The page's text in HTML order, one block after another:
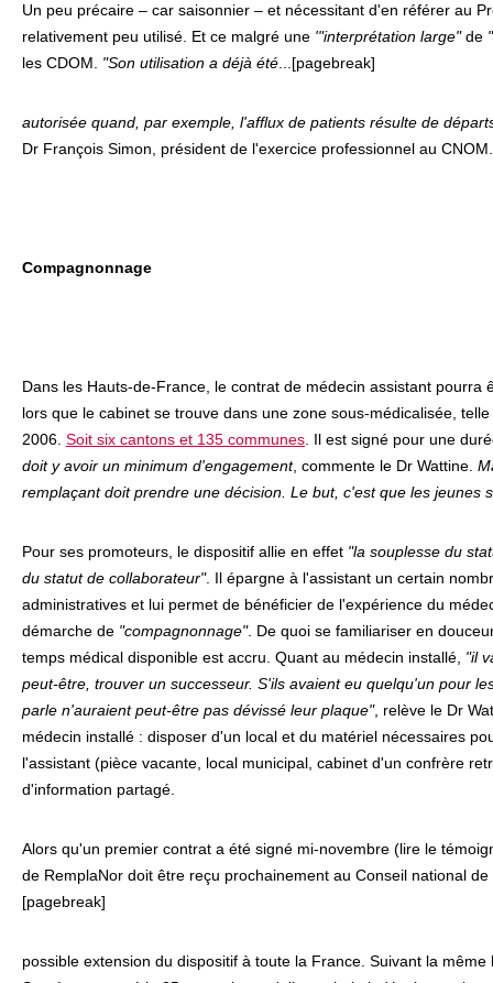
Un peu précaire – car saisonnier – et nécessitant d'en référer au
relativement peu utilisé. Et ce malgré une '"interprétation large"de
les CDOM. "Son utilisation a déjà été ...[pagebreak]
autorisée quand, par exemple, l'afflux de patients résulte de
Dr François Simon, président de l'exercice professionnel au CNOM.
Compagnonnage
Dans les Hauts-de-France, le contrat de médecin assistant pourra
lors que le cabinet se trouve dans une zone sous-médicalisée,
2006. Soit six cantons et 135 communes . Il est signé pour une
doit y avoir un minimum d'engagement, commente le Dr Wattine.
remplaçant doit prendre une décision. Le but, c'est que les jeunes
Pour ses promoteurs, le dispositif allie en effet "la souplesse du
du statut de collaborateur". Il épargne à l'assistant un certain
administratives et lui permet de bénéficier de l'expérience du
démarche de "compagnonnage". De quoi se familiariser en
temps médical disponible est accru. Quant au médecin installé, "il
peut-être, trouver un successeur. S'ils avaient eu quelqu'un pour
parle n'auraient peut-être pas dévissé leur plaque", relève le Dr
médecin installé : disposer d'un local et du matériel nécessaires
l'assistant (pièce vacante, local municipal, cabinet d'un confrère
d'information partagé.
Alors qu'un premier contrat a été signé mi-novembre (lire le
de RemplaNor doit être reçu prochainement au Conseil national
[pagebreak]
possible extension du dispositif à toute la France. Suivant la